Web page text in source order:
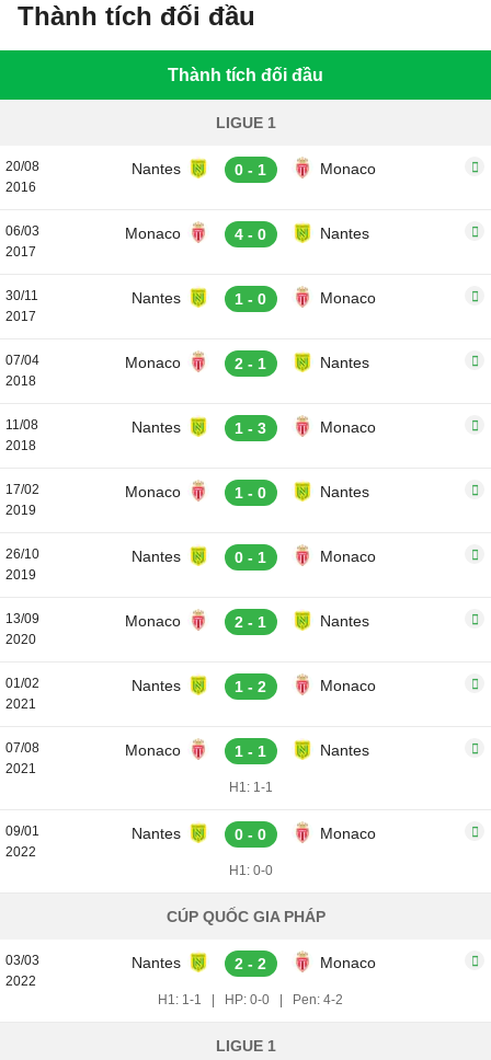
Thành tích đối đầu
Thành tích đối đầu
LIGUE 1
20/08
2016
Nantes 0 - 1 Monaco
06/03
2017
Monaco 4 - 0 Nantes
30/11
2017
Nantes 1 - 0 Monaco
07/04
2018
Monaco 2 - 1 Nantes
11/08
2018
Nantes 1 - 3 Monaco
17/02
2019
Monaco 1 - 0 Nantes
26/10
2019
Nantes 0 - 1 Monaco
13/09
2020
Monaco 2 - 1 Nantes
01/02
2021
Nantes 1 - 2 Monaco
07/08
2021
Monaco 1 - 1 Nantes
H1: 1-1
09/01
2022
Nantes 0 - 0 Monaco
H1: 0-0
CÚP QUỐC GIA PHÁP
03/03
2022
Nantes 2 - 2 Monaco
H1: 1-1 HP: 0-0 Pen: 4-2
LIGUE 1